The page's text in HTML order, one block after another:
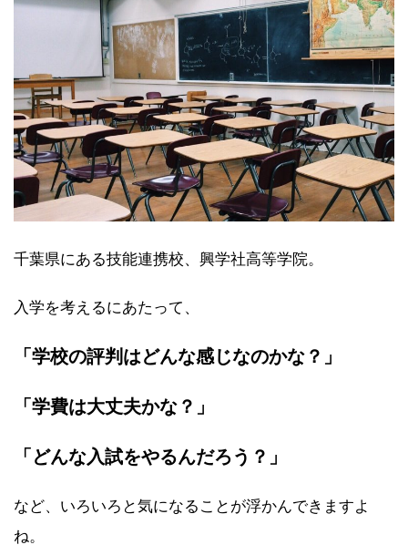
千葉県にある技能連携校、興学社高等学院。
入学を考えるにあたって、
「学校の評判はどんな感じなのかな？」
「学費は大丈夫かな？」
「どんな入試をやるんだろう？」
など、いろいろと気になることが浮かんできますよ
ね。